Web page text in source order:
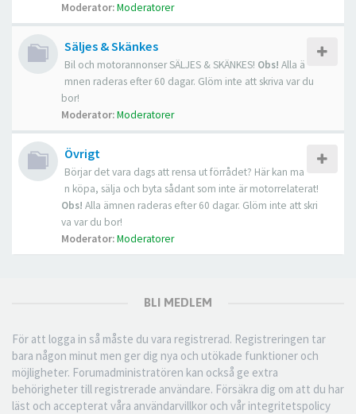
Moderator:Moderatorer
Säljes & Skänkes
Bil och motorannonser SÄLJES & SKÄNKES! Obs! Alla ä
mnen raderas efter 60 dagar. Glöm inte att skriva var du
bor!
Moderator:Moderatorer
Övrigt
Börjar det vara dags att rensa ut förrådet? Här kan ma
n köpa, sälja och byta sådant som inte är motorrelaterat!
Obs! Alla ämnen raderas efter 60 dagar. Glöm inte att skri
va var du bor!
Moderator:Moderatorer
BLI MEDLEM
För att logga in så måste du vara registrerad. Registreringen tar
bara någon minut men ger dig nya och utökade funktioner och
möjligheter. Forumadministratören kan också ge extra
behörigheter till registrerade användare. Försäkra dig om att du har
läst och accepterat våra användarvillkor och vår integritetspolicy